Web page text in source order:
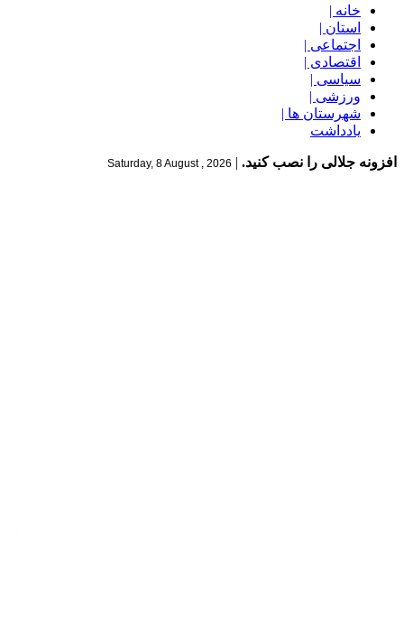
خانه |
استان |
اجتماعی |
اقتصادی |
سیاسی |
ورزشی |
شهرستان ها |
یادداشت
افزونه جلالی را نصب کنید. |
Saturday, 8 August , 2026